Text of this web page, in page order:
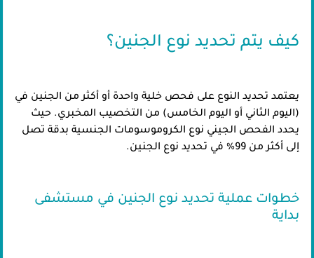
كيف يتم تحديد نوع الجنين؟
يعتمد تحديد النوع على فحص خلية واحدة أو أكثر من الجنين في
(اليوم الثاني أو اليوم الخامس) من التخصيب المخبري. حيث
يحدد الفحص الجيني نوع الكروموسومات الجنسية بدقة تصل
إلى أكثر من 99% في تحديد نوع الجنين.
خطوات عملية تحديد نوع الجنين في مستشفى
بداية